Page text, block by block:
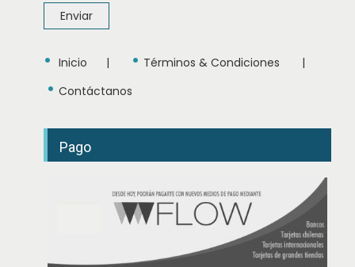
m
r
T
Enviar
• Inicio | • Términos & Condiciones |
• Contáctanos
Pago